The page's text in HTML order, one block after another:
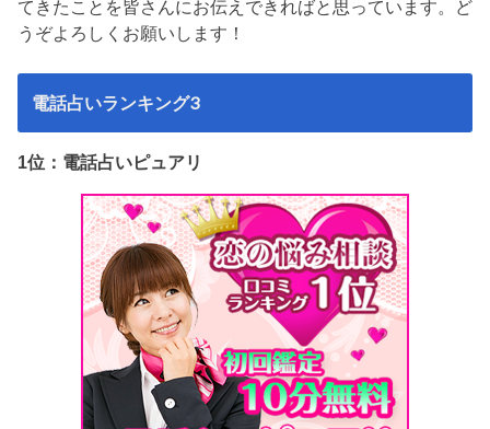
てきたことを皆さんにお伝えできればと思っています。ど
うぞよろしくお願いします！
電話占いランキング3
1位：電話占いピュアリ